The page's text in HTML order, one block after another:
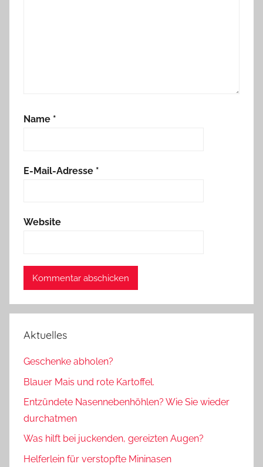
Name *
E-Mail-Adresse *
Website
Aktuelles
Geschenke abholen?
Blauer Mais und rote Kartoffel.
Entzündete Nasennebenhöhlen? Wie Sie wieder
durchatmen
Was hilft bei juckenden, gereizten Augen?
Helferlein für verstopfte Mininasen